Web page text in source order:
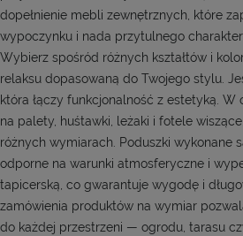
dopełnienie mebli zewnętrznych, które
wypoczynku i nada przytulnego
Wybierz spośród różnych kształtów i
relaksu dopasowaną do Twojego stylu.
która łączy funkcjonalność z estetyką.
na palety, huśtawki, leżaki i fotele
różnych wymiarach. Poduszki wykonane
odporne na warunki atmosferyczne i
tapicerską, co gwarantuje wygodę i
zamówienia produktów na wymiar
do każdej przestrzeni — ogrodu, tarasu